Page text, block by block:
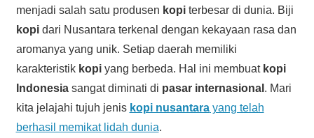
menjadi salah satu produsen kopiterbesar di dunia. Biji
kopidari Nusantara terkenal dengan kekayaan rasa dan
aromanya yang unik. Setiap daerah memiliki
karakteristik kopiyang berbeda. Hal ini membuat kopi
Indonesiasangat diminati di pasar internasional . Mari
kita jelajahi tujuh jenis kopi nusantarayang telah
berhasil memikat lidah dunia.